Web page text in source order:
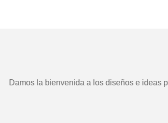
Damos la bienvenida a los diseños e ideas